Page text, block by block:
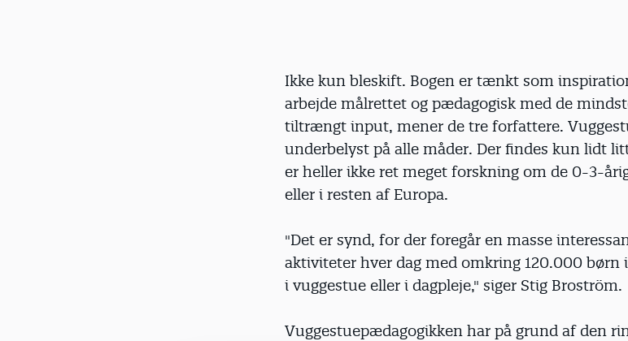
Ikke kun bleskift. Bogen er tænkt som
arbejde målrettet og pædagogisk med de
tiltrængt input, mener de tre forfattere.
underbelyst på alle måder. Der findes kun lidt
er heller ikke ret meget forskning om de 0-3-
eller i resten af Europa.
"Det er synd, for der foregår en masse
aktiviteter hver dag med omkring 120.000 børn
i vuggestue eller i dagpleje," siger Stig Broström.
Vuggestuepædagogikken har på grund af den